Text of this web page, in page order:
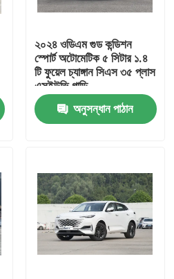
২০২৪ ওডিএম গুড কন্ডিশন
স্পোর্ট অটোমেটিক ৫ সিটার ১.৪
টি ফুয়েল চ্যাঙ্গান সিএস ৩৫ প্লাস
এসইউভি গাড়ি
অনুসন্ধান পাঠান